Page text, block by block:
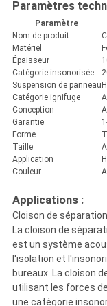
Paramètres
Paramètre
Nom de produit
Matériel
Épaisseur
Catégorie insonorisée
Suspension de panneau
Catégorie ignifuge
Conception
Garantie
Forme
Taille
Application
Couleur
Applications :
Cloison de
La cloison de
est un système
l'isolation et
bureaux. La cloison
utilisant les forces
une catégorie